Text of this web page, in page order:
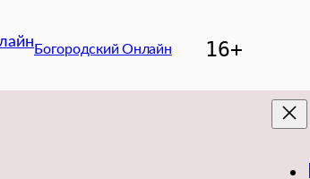
Богородский Онлайн 16+